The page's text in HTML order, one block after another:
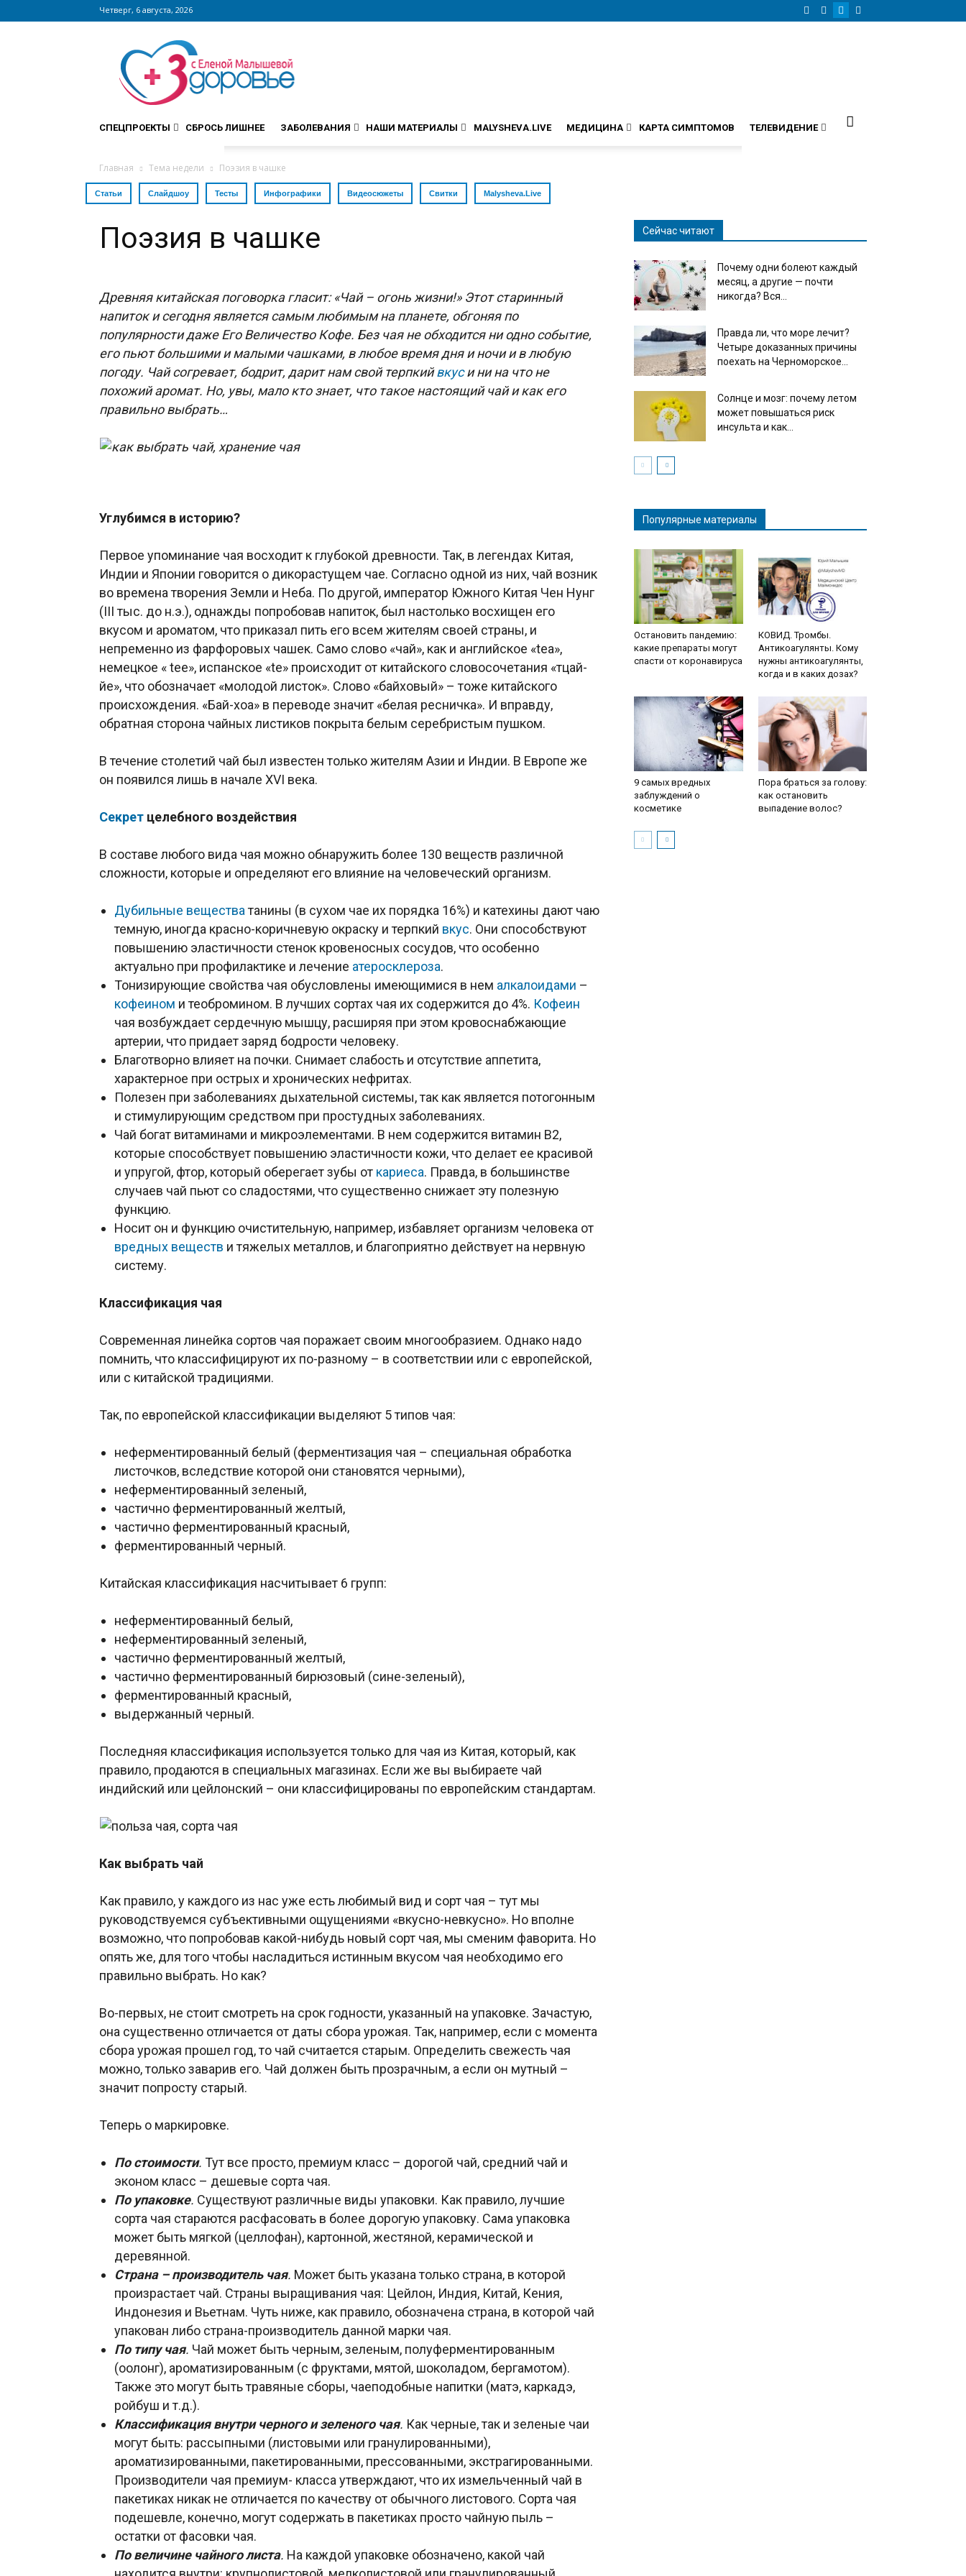
Четверг, 6 августа, 2026
Сайт
zdorovieinfo.ru
крупнейший
медицинский
интернет-
СПЕЦПРОЕКТЫ СБРОСЬ ЛИШНЕЕ ЗАБОЛЕВАНИЯ НАШИ МАТЕРИАЛЫ MALYSHEVA.LIVE МЕДИЦИНА КАРТА СИМПТОМОВ ТЕЛЕВИДЕНИЕ
Главная Тема недели Поэзия в чашке
Статьи Слайдшоу Тесты Инфографики Видеосюжеты Свитки Malysheva.Live
Поэзия в чашке
Древняя китайская поговорка гласит: «Чай – огонь жизни!» Этот старинный
напиток и сегодня является самым любимым на планете, обгоняя по
популярности даже Его Величество Кофе. Без чая не обходится ни одно событие,
его пьют большими и малыми чашками, в любое время дня и ночи и в любую
погоду. Чай согревает, бодрит, дарит нам свой терпкийвкуси ни на что не
похожий аромат. Но, увы, мало кто знает, что такое настоящий чай и как его
правильно выбрать…
Углубимся в историю?
Первое упоминание чая восходит к глубокой древности. Так, в легендах Китая,
Индии и Японии говорится о дикорастущем чае. Согласно одной из них, чай возник
во времена творения Земли и Неба. По другой, император Южного Китая Чен Нунг
(III тыс. до н.э.), однажды попробовав напиток, был настолько восхищен его
вкусом и ароматом, что приказал пить его всем жителям своей страны, и
непременно из фарфоровых чашек. Само слово «чай», как и английское «tea»,
немецкое « tee», испанское «te» происходит от китайского словосочетания «тцай-
йе», что обозначает «молодой листок». Слово «байховый» – тоже китайского
происхождения. «Бай-хоа» в переводе значит «белая ресничка». И вправду,
обратная сторона чайных листиков покрыта белым серебристым пушком.
В течение столетий чай был известен только жителям Азии и Индии. В Европе же
он появился лишь в начале XVI века.
Секрет целебного воздействия
В составе любого вида чая можно обнаружить более 130 веществ различной
сложности, которые и определяют его влияние на человеческий организм.
Дубильные веществатанины (в сухом чае их порядка 16%) и катехины дают чаю
темную, иногда красно-коричневую окраску и терпкий вкус. Они способствуют
повышению эластичности стенок кровеносных сосудов, что особенно
актуально при профилактике и лечение атеросклероза.
Тонизирующие свойства чая обусловлены имеющимися в нем алкалоидами –
кофеином и теобромином. В лучших сортах чая их содержится до 4%. Кофеин
чая возбуждает сердечную мышцу, расширяя при этом кровоснабжающие
артерии, что придает заряд бодрости человеку.
Благотворно влияет на почки. Снимает слабость и отсутствие аппетита,
характерное при острых и хронических нефритах.
Полезен при заболеваниях дыхательной системы, так как является потогонным
и стимулирующим средством при простудных заболеваниях.
Чай богат витаминами и микроэлементами. В нем содержится витамин В2,
которые способствует повышению эластичности кожи, что делает ее красивой
и упругой, фтор, который оберегает зубы от кариеса. Правда, в большинстве
случаев чай пьют со сладостями, что существенно снижает эту полезную
функцию.
Носит он и функцию очистительную, например, избавляет организм человека от
вредных веществ и тяжелых металлов, и благоприятно действует на нервную
систему.
Классификация чая
Современная линейка сортов чая поражает своим многообразием. Однако надо
помнить, что классифицируют их по-разному – в соответствии или с европейской,
или с китайской традициями.
Так, по европейской классификации выделяют 5 типов чая:
неферментированный белый (ферментизация чая – специальная обработка
листочков, вследствие которой они становятся черными),
неферментированный зеленый,
частично ферментированный желтый,
частично ферментированный красный,
ферментированный черный.
Китайская классификация насчитывает 6 групп:
неферментированный белый,
неферментированный зеленый,
частично ферментированный желтый,
частично ферментированный бирюзовый (сине-зеленый),
ферментированный красный,
выдержанный черный.
Последняя классификация используется только для чая из Китая, который, как
правило, продаются в специальных магазинах. Если же вы выбираете чай
индийский или цейлонский – они классифицированы по европейским стандартам.
Как выбрать чай
Как правило, у каждого из нас уже есть любимый вид и сорт чая – тут мы
руководствуемся субъективными ощущениями «вкусно-невкусно». Но вполне
возможно, что попробовав какой-нибудь новый сорт чая, мы сменим фаворита. Но
опять же, для того чтобы насладиться истинным вкусом чая необходимо его
правильно выбрать. Но как?
Во-первых, не стоит смотреть на срок годности, указанный на упаковке. Зачастую,
она существенно отличается от даты сбора урожая. Так, например, если с момента
сбора урожая прошел год, то чай считается старым. Определить свежесть чая
можно, только заварив его. Чай должен быть прозрачным, а если он мутный –
значит попросту старый.
Теперь о маркировке.
По стоимости. Тут все просто, премиум класс – дорогой чай, средний чай и
эконом класс – дешевые сорта чая.
По упаковке. Существуют различные виды упаковки. Как правило, лучшие
сорта чая стараются расфасовать в более дорогую упаковку. Сама упаковка
может быть мягкой (целлофан), картонной, жестяной, керамической и
деревянной.
Страна – производитель чая. Может быть указана только страна, в которой
произрастает чай. Страны выращивания чая: Цейлон, Индия, Китай, Кения,
Индонезия и Вьетнам. Чуть ниже, как правило, обозначена страна, в которой чай
упакован либо страна-производитель данной марки чая.
По типу чая. Чай может быть черным, зеленым, полуферментированным
(оолонг), ароматизированным (с фруктами, мятой, шоколадом, бергамотом).
Также это могут быть травяные сборы, чаеподобные напитки (матэ, каркадэ,
ройбуш и т.д.).
Классификация внутри черного и зеленого чая. Как черные, так и зеленые чаи
могут быть: рассыпными (листовыми или гранулированными),
ароматизированными, пакетированными, прессованными, экстрагированными.
Производители чая премиум- класса утверждают, что их измельченный чай в
пакетиках никак не отличается по качеству от обычного листового. Сорта чая
подешевле, конечно, могут содержать в пакетиках просто чайную пыль –
остатки от фасовки чая.
По величине чайного листа. На каждой упаковке обозначено, какой чай
Сейчас читают
Почему одни болеют каждый
месяц, а другие — почти
никогда? Вся...
Правда ли, что море лечит?
Четыре доказанных причины
поехать на Черноморское...
Солнце и мозг: почему летом
может повышаться риск
инсульта и как...
Популярные материалы
Остановить пандемию:
какие препараты могут
спасти от коронавируса
КОВИД. Тромбы.
Антикоагулянты. Кому
нужны антикоагулянты,
когда и в каких дозах?
9 самых вредных
заблуждений о
косметике
Пора браться за голову:
как остановить
выпадение волос?